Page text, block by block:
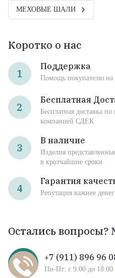
МЕХОВЫЕ ШАЛИ
Коротко о нас
1
Поддержка
Помощь покупателю на
2
Бесплатная
Бесплатная доставка
компанией СДЕК
3
В наличие
Изделия
в кротчайшие сроки
4
Гарантия
Репутация важнее
Остались
+7 (911) 896 96
Пн-Пт: с 9:00 до